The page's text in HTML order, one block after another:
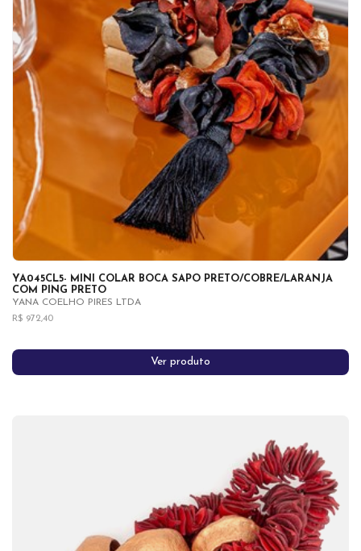
YA045CL5- MINI COLAR BOCA SAPO PRETO/COBRE/LARANJA
COM PING PRETO
YANA COELHO PIRES LTDA
R$ 972,40
Ver produto